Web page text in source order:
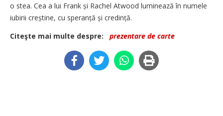
o stea. Cea a lui Frank și Rachel Atwood luminează în numele
iubirii creștine, cu speranță și credință.
Citeşte mai multe despre:
prezentare de carte